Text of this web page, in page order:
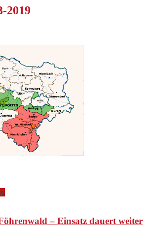
2019
– Einsatz dauert weiter